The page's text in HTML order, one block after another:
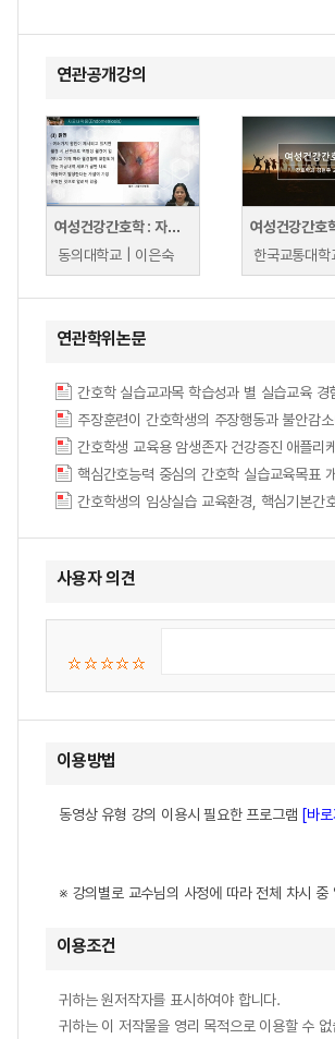
연관공개강의
여성건강간호학 : 자궁내막질환 간호
동의대학교 | 이은숙
여성건강간호
연관학위논문
간호학 실습교과목 학습성과 별 실습교
주장훈련이 간호학생의 주장행동과 불
간호학생 교육용 암생존자 건강증진
핵심간호능력 중심의 간호학 실습교
사용자 의견
이용방법
동영상 유형 강의 이용시 필요한 프로그램 [바
※ 강의별로 교수님의 사정에 따라 전체 차시
이용조건
귀하는 원저작자를 표시하여야 합니다.
귀하는 이 저작물을 영리 목적으로 이용할 수 없